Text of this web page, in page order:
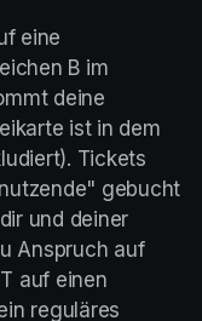
eine
B im
deine
ist in dem
Tickets
gebucht
und deiner
Anspruch auf
auf einen
reguläres